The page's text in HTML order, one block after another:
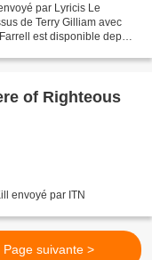
par Lyricis Le
de Terry Gilliam avec
est disponible depuis
of Righteous
envoyé par ITN
Page suivante >